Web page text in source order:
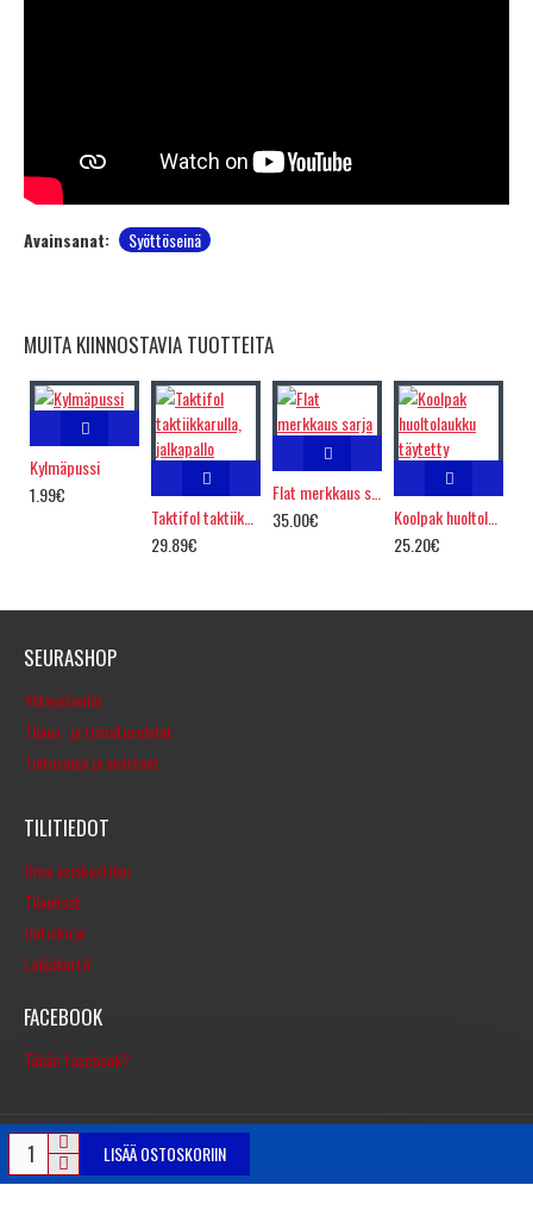
LISÄÄ OSTOSKORIIN
Avainsanat: Syöttöseinä
MUITA KIINNOSTAVIA TUOTTEITA
Kylmäpussi
1.99€
Taktifol taktiikkarulla, jalkapallo
29.89€
Flat merkkaus sarja
35.00€
Koolpak huoltolaukku täytetty
25.20€
SEURASHOP
Yhteystiedot
Tilaus- ja toimitusehdot
Tietosuoja ja evästeet
TILITIEDOT
Oma asiakastilini
Tilaukset
Uutiskirje
Lahjakortit
FACEBOOK
Tähän facebook?
© Copyright 2016